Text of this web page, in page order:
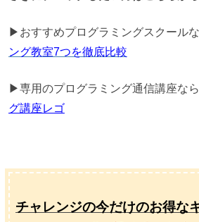
▶おすすめプログラミングスクール
ング教室7つを徹底比較
▶専用のプログラミング通信講座な
グ講座レゴ
チャレンジの今だけのお得な